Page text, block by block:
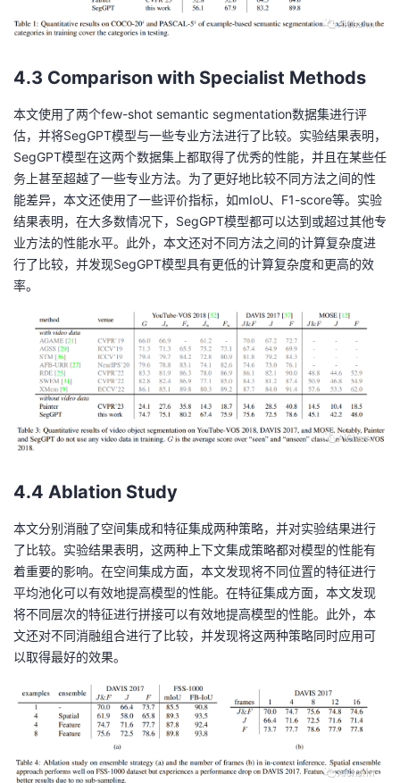
4.3 Comparison with Specialist Methods
本文使用了两个few-shot semantic segmentation数据集进行评
估，并将SegGPT模型与一些专业方法进行了比较。实验结果表明，
SegGPT模型在这两个数据集上都取得了优秀的性能，并且在某些任
务上甚至超越了一些专业方法。为了更好地比较不同方法之间的性
能差异，本文还使用了一些评价指标，如mIoU、F1-score等。实验
结果表明，在大多数情况下，SegGPT模型都可以达到或超过其他专
业方法的性能水平。此外，本文还对不同方法之间的计算复杂度进
行了比较，并发现SegGPT模型具有更低的计算复杂度和更高的效
率。
4.4 Ablation Study
本文分别消融了空间集成和特征集成两种策略，并对实验结果进行
了比较。实验结果表明，这两种上下文集成策略都对模型的性能有
着重要的影响。在空间集成方面，本文发现将不同位置的特征进行
平均池化可以有效地提高模型的性能。在特征集成方面，本文发现
将不同层次的特征进行拼接可以有效地提高模型的性能。此外，本
文还对不同消融组合进行了比较，并发现将这两种策略同时应用可
以取得最好的效果。